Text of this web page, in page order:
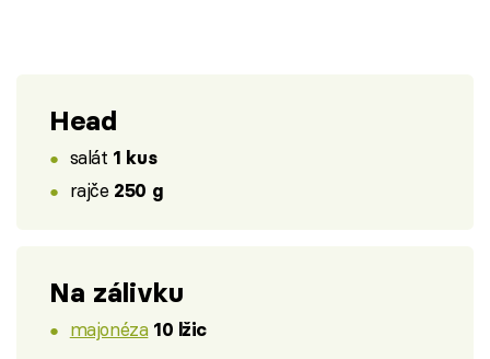
Head
salát 1 kus
rajče 250 g
Na zálivku
majonéza 10 lžic